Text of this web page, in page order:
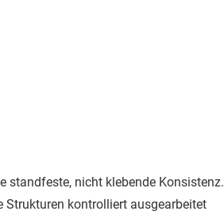
standfeste, nicht klebende Konsistenz.
kontrolliert ausgearbeitet